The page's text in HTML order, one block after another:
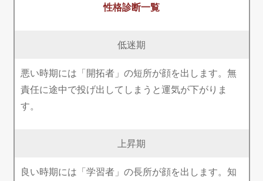
性格診断一覧
低迷期
悪い時期には「開拓者」の短所が顔を出します。無
責任に途中で投げ出してしまうと運気が下がりま
す。
上昇期
良い時期には「学習者」の長所が顔を出します。知